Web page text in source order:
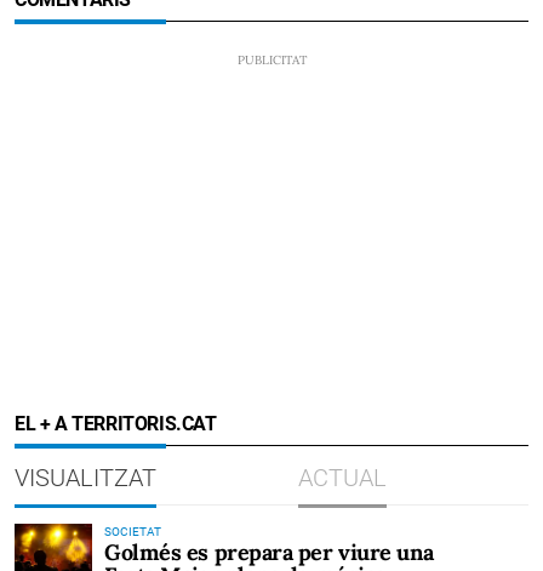
EL + A TERRITORIS.CAT
VISUALITZAT ACTUAL
SOCIETAT
Golmés es prepara per viure una